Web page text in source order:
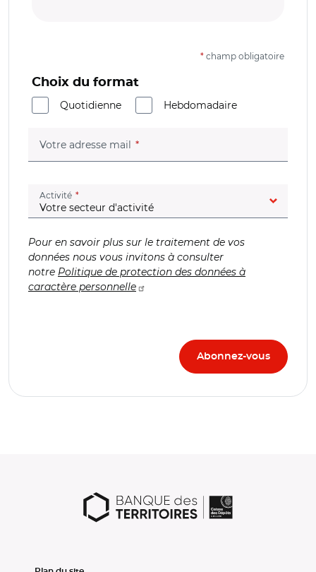
* champ obligatoire
Choix du format
Quotidienne
Hebdomadaire
Votre adresse mail (champ obligatoire)
Activité (champ obligatoire)
Pour en savoir plus sur le traitement de vos
données nous vous invitons à consulter
notre Politique de protection des données à
caractère personnelle